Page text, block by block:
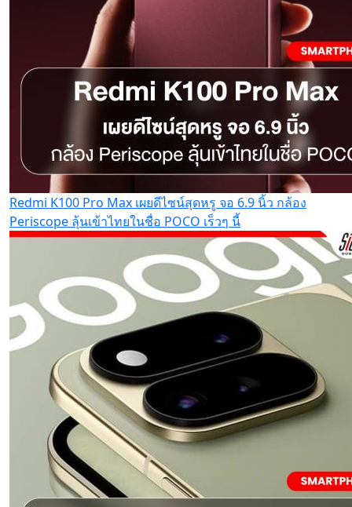
Redmi K100 Pro Max เผยดีไซน์สุดหรู จอ 6.9 นิ้ว กล้อง
Periscope ลุ้นเข้าไทยในชื่อ POCO เร็วๆ นี้